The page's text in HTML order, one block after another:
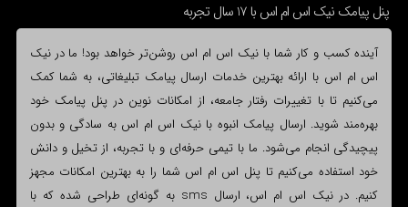
پنل پیامک نیک اس ام اس با 17 سال تجربه
آینده کسب و کار شما با نیک اس ام اس روشن‌تر خواهد بود! ما در نیک
اس ام اس با ارائه بهترین خدمات ارسال پیامک تبلیغاتی، به شما کمک
می‌کنیم تا با تغییرات رفتار جامعه، از امکانات نوین در پنل پیامک خود
بهره‌مند شوید. ارسال پیامک انبوه با نیک اس ام اس به سادگی و بدون
پیچیدگی انجام می‌شود. ما با تیمی حرفه‌ای و با تجربه، از تخیل و دانش
خود استفاده می‌کنیم تا پنل اس ام اس شما را به بهترین امکانات مجهز
کنیم. در نیک اس ام اس، ارسال sms به گونه‌ای طراحی شده که با